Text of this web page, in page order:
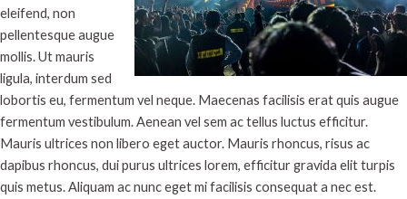
eleifend, non
pellentesque augue
mollis. Ut mauris
ligula, interdum sed
lobortis eu, fermentum vel neque. Maecenas facilisis erat quis augue
fermentum vestibulum. Aenean vel sem ac tellus luctus efficitur.
Mauris ultrices non libero eget auctor. Mauris rhoncus, risus ac
dapibus rhoncus, dui purus ultrices lorem, efficitur gravida elit turpis
quis metus. Aliquam ac nunc eget mi facilisis consequat a nec est.